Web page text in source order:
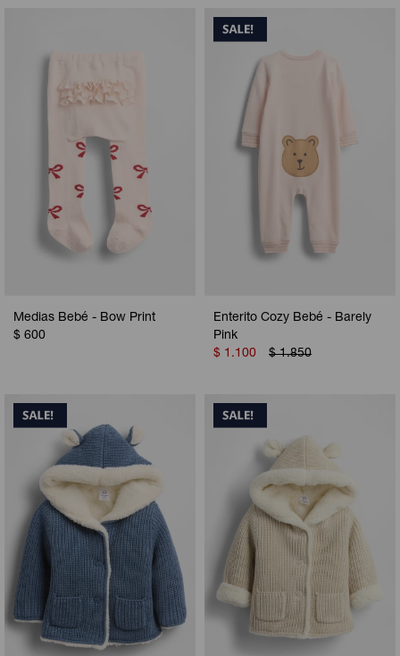
Medias Bebé - Bow Print
$ 600
Enterito Cozy Bebé - Barely
Pink
$ 1.100 $ 1.850